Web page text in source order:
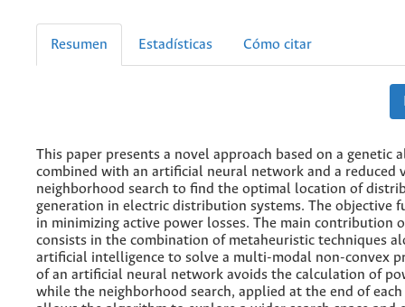
Resumen Estadísticas Cómo citar
This paper presents a novel approach based on a genetic
combined with an artificial neural network and a reduced
neighborhood search to find the optimal location of
generation in electric distribution systems. The objective
in minimizing active power losses. The main contribution
consists in the combination of metaheuristic techniques
artificial intelligence to solve a multi-modal non-convex
of an artificial neural network avoids the calculation of
while the neighborhood search, applied at the end of